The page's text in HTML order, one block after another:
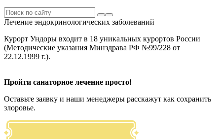
Лечение эндокринологических заболеваний
Курорт Ундоры входит в 18 уникальных курортов России
(Методические указания Минздрава РФ №99/228 от
22.12.1999 г.).
Пройти санаторное лечение просто!
Оставьте заявку и наши менеджеры расскажут как сохранить
злоровье.